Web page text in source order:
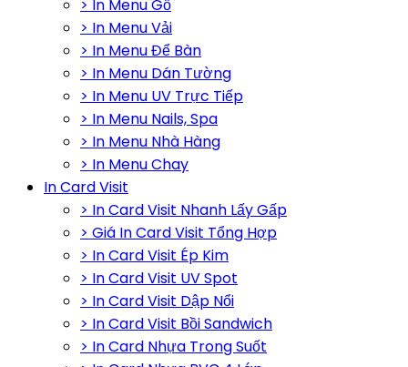
> In Menu Gỗ
> In Menu Vải
> In Menu Để Bàn
> In Menu Dán Tường
> In Menu UV Trực Tiếp
> In Menu Nails, Spa
> In Menu Nhà Hàng
> In Menu Chay
In Card Visit
> In Card Visit Nhanh Lấy Gấp
> Giá In Card Visit Tổng Hợp
> In Card Visit Ép Kim
> In Card Visit UV Spot
> In Card Visit Dập Nổi
> In Card Visit Bồi Sandwich
> In Card Nhựa Trong Suốt